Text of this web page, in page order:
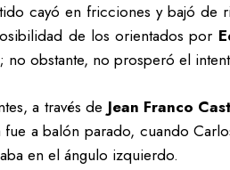
cayó en fricciones y bajó
de los orientados por
no obstante, no prosperó el
a través de Jean Franco
fue a balón parado, cuando
en el ángulo izquierdo.